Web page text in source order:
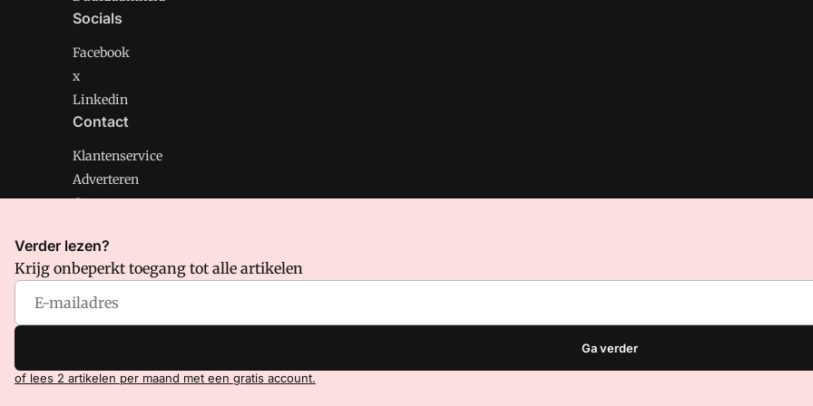
Socials
Facebook
x
Linkedin
Contact
Klantenservice
Adverteren
Contact
CMweb is onderdeel van VMN media. Lees inons manifestwaar VMN media voor staat. Op gebruik van deze site zijn de
Voorwaarden
Verder lezen?
Krijg onbeperkt toegang tot alle artikelen
Ga verder
of lees 2 artikelen per maand met een gratis account.